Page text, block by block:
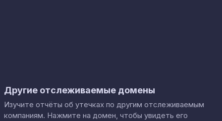
Другие отслеживаемые домены
Изучите отчёты об утечках по другим отслеживаемым
компаниям. Нажмите на домен, чтобы увидеть его